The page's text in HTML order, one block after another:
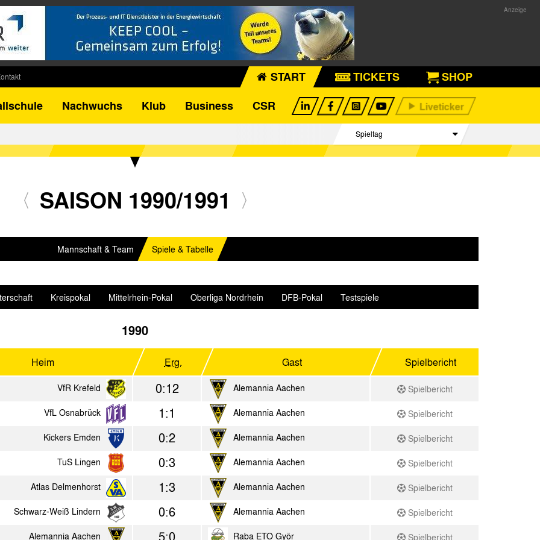
Pokal
START TICKETS
SHOP
Nachwuchs Klub Business CSR
Spieltag
Begegnungen
SAISON 1990/1991
Mannschaft & Team Spiele & Tabelle
Kreispokal Mittelrhein-Pokal Oberliga Nordrhein DFB-Pokal Testspiele
1990
Heim Erg. Gast Spielbericht
VfR Krefeld 0:12 Alemannia Aachen
Spielbericht
VfL Osnabrück 1:1 Alemannia Aachen
Spielbericht
Kickers Emden 0:2 Alemannia Aachen
Spielbericht
TuS Lingen 0:3 Alemannia Aachen
Spielbericht
Atlas Delmenhorst 1:3 Alemannia Aachen
Spielbericht
Schwarz-Weiß Lindern 0:6 Alemannia Aachen
Spielbericht
Alemannia Aachen 5:0 Raba ETO Györ
Spielbericht